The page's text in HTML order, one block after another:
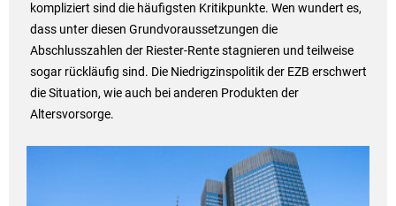
kompliziert sind die häufigsten Kritikpunkte. Wen wundert es,
dass unter diesen Grundvoraussetzungen die
Abschlusszahlen der Riester-Rente stagnieren und teilweise
sogar rückläufig sind. Die Niedrigzinspolitik der EZB erschwert
die Situation, wie auch bei anderen Produkten der
Altersvorsorge.